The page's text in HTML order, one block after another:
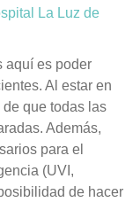
La Luz de
aquí es poder
Al estar en
que todas las
Además,
para el
(UVI,
de hacer